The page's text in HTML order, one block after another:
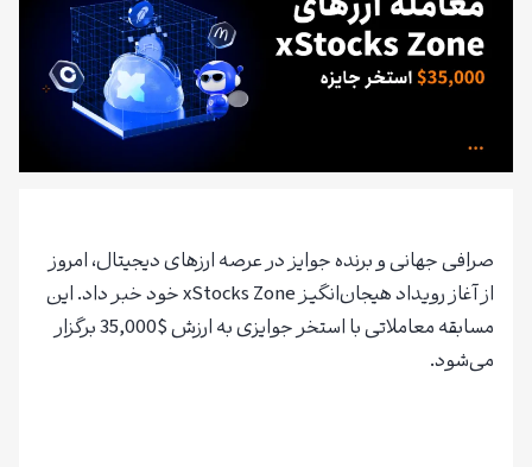
صرافی جهانی و برنده جوایز در عرصه ارزهای دیجیتال، امروز
از آغاز رویداد هیجان‌انگیز xStocks Zone خود خبر داد. این
مسابقه معاملاتی با استخر جوایزی به ارزش $35,000 برگزار
می‌شود.